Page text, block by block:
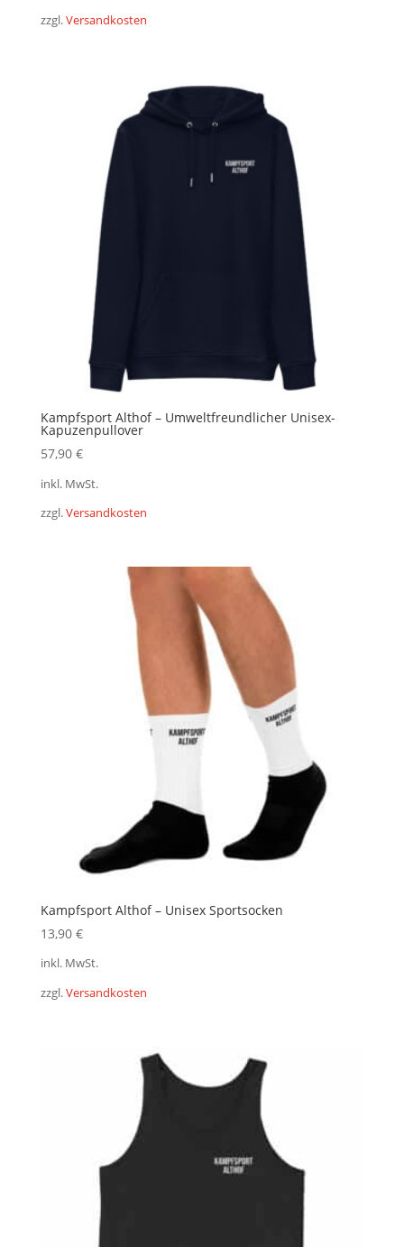
zzgl.Versandkosten
Kampfsport Althof – Umweltfreundlicher Unisex-
Kapuzenpullover
57,90 €
inkl. MwSt.
zzgl.Versandkosten
Kampfsport Althof – Unisex Sportsocken
13,90 €
inkl. MwSt.
zzgl.Versandkosten